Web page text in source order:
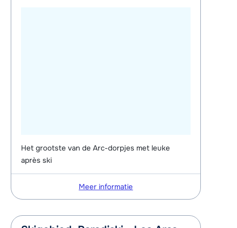
Het grootste van de Arc-dorpjes met leuke
après ski
Meer informatie